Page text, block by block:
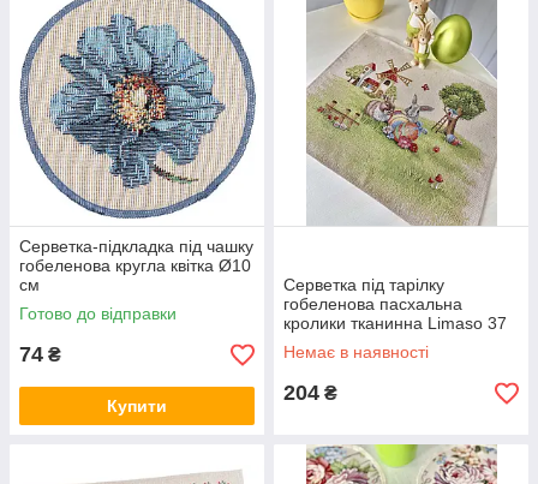
Серветка-підкладка під чашку
гобеленова кругла квітка Ø10
см
Готово до відправки
74 ₴
Купити
Серветка під тарілку
гобеленова пасхальна
кролики тканинна Limaso 37
х 49 см серветки під тарілки
Немає в наявності
204 ₴